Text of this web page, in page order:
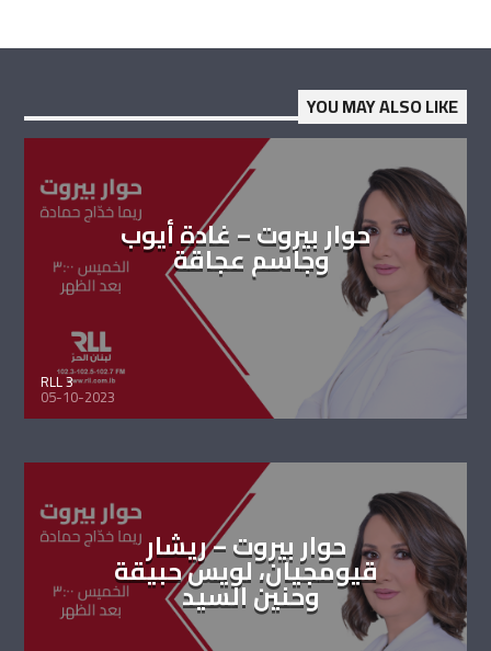
YOU MAY ALSO LIKE
حوار بيروت – غادة أيوب
وجاسم عجاقة
RLL 3
05-10-2023
حوار بيروت – ريشار
قيومجيان، لويس حبيقة
وحنين السيد